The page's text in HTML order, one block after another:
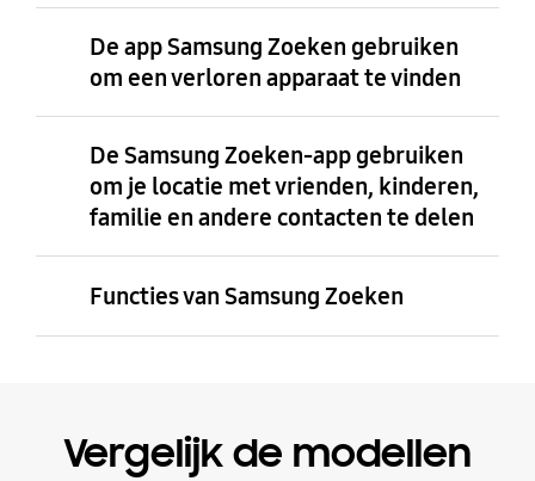
De app Samsung Zoeken gebruiken
om een verloren apparaat te vinden
De Samsung Zoeken-app gebruiken
om je locatie met vrienden, kinderen,
familie en andere contacten te delen
Functies van Samsung Zoeken
Vergelijk de modellen